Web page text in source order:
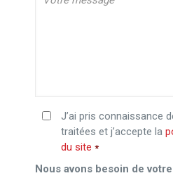
J’ai pris connaissance
traitées et j’accepte la
du site *
Nous avons besoin de